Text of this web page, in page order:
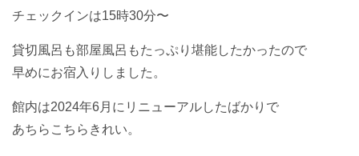
チェックインは15時30分〜
貸切風呂も部屋風呂もたっぷり堪能したかったので
早めにお宿入りしました。
館内は2024年6月にリニューアルしたばかりで
あちらこちらきれい。